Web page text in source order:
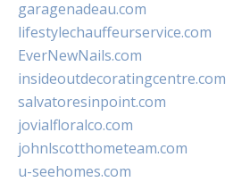
garagenadeau.com
lifestylechauffeurservice.com
EverNewNails.com
insideoutdecoratingcentre.com
salvatoresinpoint.com
jovialfloralco.com
johnlscotthometeam.com
u-seehomes.com